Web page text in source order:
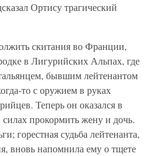
Ортису трагический
скитания во Франции,
в Лигурийских Альпах, где
бывшим лейтенантом
то с оружием в руках
Теперь он оказался в
прокормить жену и дочь.
горестная судьба лейтенанта,
вновь напомнила ему о тщете